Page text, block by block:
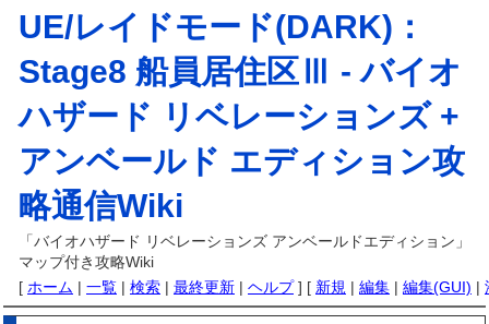
UE/レイドモード(DARK)：
Stage8 船員居住区Ⅲ -バイオ
ハザード リベレーションズ +
アンベールド エディション攻
略通信Wiki
「バイオハザード リベレーションズ アンベールドエディション」
マップ付き攻略Wiki
[ ホーム | 一覧 | 検索 | 最終更新 | ヘルプ] [ 新規 | 編集 | 編集(GUI) |